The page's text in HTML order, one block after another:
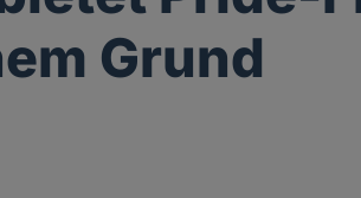
Grund